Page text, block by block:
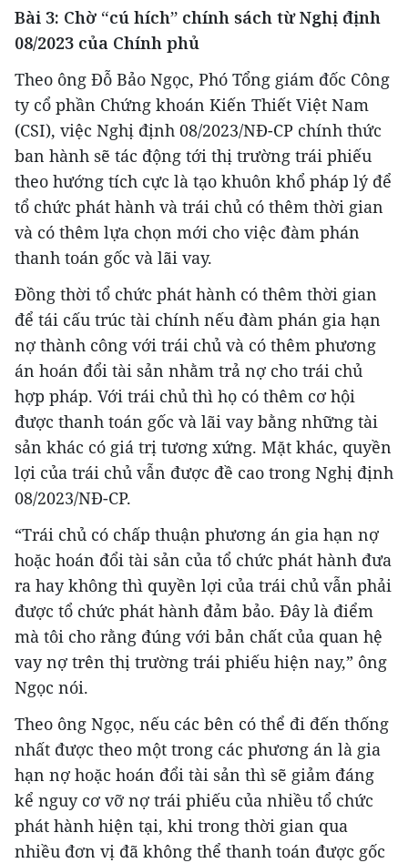
Bài 3: Chờ “cú hích” chính sách từ Nghị định
08/2023 của Chính phủ
Theo ông Đỗ Bảo Ngọc, Phó Tổng giám đốc Công
ty cổ phần Chứng khoán Kiến Thiết Việt Nam
(CSI), việc Nghị định 08/2023/NĐ-CP chính thức
ban hành sẽ tác động tới thị trường trái phiếu
theo hướng tích cực là tạo khuôn khổ pháp lý để
tổ chức phát hành và trái chủ có thêm thời gian
và có thêm lựa chọn mới cho việc đàm phán
thanh toán gốc và lãi vay.
Đồng thời tổ chức phát hành có thêm thời gian
để tái cấu trúc tài chính nếu đàm phán gia hạn
nợ thành công với trái chủ và có thêm phương
án hoán đổi tài sản nhằm trả nợ cho trái chủ
hợp pháp. Với trái chủ thì họ có thêm cơ hội
được thanh toán gốc và lãi vay bằng những tài
sản khác có giá trị tương xứng. Mặt khác, quyền
lợi của trái chủ vẫn được đề cao trong Nghị định
08/2023/NĐ-CP.
“Trái chủ có chấp thuận phương án gia hạn nợ
hoặc hoán đổi tài sản của tổ chức phát hành đưa
ra hay không thì quyền lợi của trái chủ vẫn phải
được tổ chức phát hành đảm bảo. Đây là điểm
mà tôi cho rằng đúng với bản chất của quan hệ
vay nợ trên thị trường trái phiếu hiện nay,” ông
Ngọc nói.
Theo ông Ngọc, nếu các bên có thể đi đến thống
nhất được theo một trong các phương án là gia
hạn nợ hoặc hoán đổi tài sản thì sẽ giảm đáng
kể nguy cơ vỡ nợ trái phiếu của nhiều tổ chức
phát hành hiện tại, khi trong thời gian qua
nhiều đơn vị đã không thể thanh toán được gốc